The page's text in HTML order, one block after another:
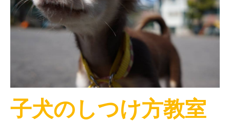
子犬のしつけ方教室